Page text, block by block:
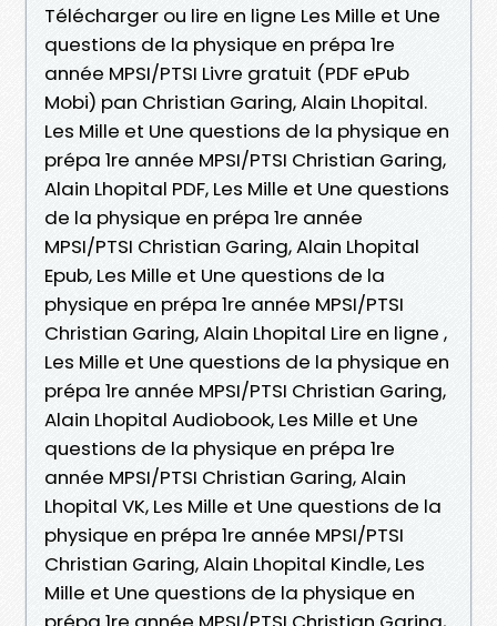
Télécharger ou lire en ligne Les Mille et Une
questions de la physique en prépa 1re
année MPSI/PTSI Livre gratuit (PDF ePub
Mobi) pan Christian Garing, Alain Lhopital.
Les Mille et Une questions de la physique en
prépa 1re année MPSI/PTSI Christian Garing,
Alain Lhopital PDF, Les Mille et Une questions
de la physique en prépa 1re année
MPSI/PTSI Christian Garing, Alain Lhopital
Epub, Les Mille et Une questions de la
physique en prépa 1re année MPSI/PTSI
Christian Garing, Alain Lhopital Lire en ligne ,
Les Mille et Une questions de la physique en
prépa 1re année MPSI/PTSI Christian Garing,
Alain Lhopital Audiobook, Les Mille et Une
questions de la physique en prépa 1re
année MPSI/PTSI Christian Garing, Alain
Lhopital VK, Les Mille et Une questions de la
physique en prépa 1re année MPSI/PTSI
Christian Garing, Alain Lhopital Kindle, Les
Mille et Une questions de la physique en